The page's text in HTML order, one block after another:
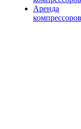
Аренда
компрессоров